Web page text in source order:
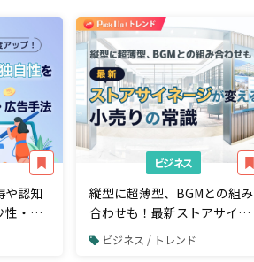
や認知
性・独
ーケ
ビジネス
縦型に超薄型、BGMとの組み
合わせも！最新ストアサイネ
ージが変える小売りの常識
ビジネス / トレンド